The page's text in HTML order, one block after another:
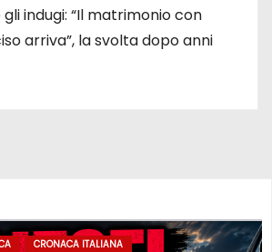
indugi: “Il matrimonio con
arriva”, la svolta dopo anni
CRONACA ITALIANA